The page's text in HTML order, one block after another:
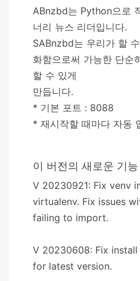
ABnzbd는 Python으로
너리 뉴스 리더입니다.
SABnzbd는 우리가 할
화함으로써 가능한 단순
할 수 있게
만듭니다.
* 기본 포트 : 8088
* 재시작할 때마다 자동
이 버전의 새로운 기능
V 20230921: Fix venv
virtualenv. Fix issues
failing to import.
V 20230608: Fix
for latest version.